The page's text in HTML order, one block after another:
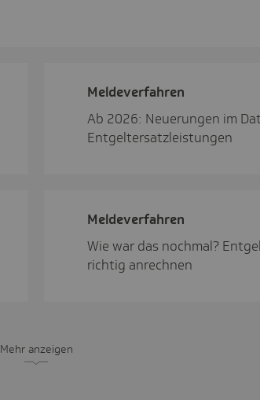
Melde­ver­fahren
Ab 2026: Neuerungen im
Entgeltersatzleistungen
Melde­ver­fahren
Wie war das nochmal?
richtig anrechnen
Mehr anzeigen